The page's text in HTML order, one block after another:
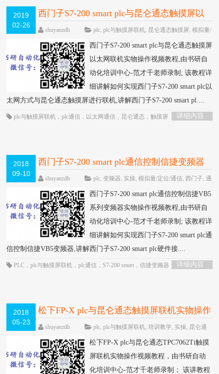
2019
02-26
西门子S7-200 smart plc与昆仑通态触摸屏以
太网联机实物操作视频教程-书研自动化培训
中心制作
HOT
shuyanzdh plc,plc与触摸屏联机, 昆仑通态触摸屏,模拟量/
已关闭评论
西门子S7-200 smart plc与昆仑通态触摸屏
以太网联机实物操作视频教程,由书研自
动化培训中心-范才千老师录制; 该教程详
细讲解如何实现西门子S7-200 smart plc以
太网方式与昆仑通态触摸屏进行联机,讲解西门子S7-200 smart pl....
详细内容
plc与触摸屏联机 ，plc通信 ， 以太网通信 ， 昆仑通态 ，触摸屏
2018
09-10
西门子S7-200 smart plc通信控制信捷变频器
实物操作视频教程-书研自动化培训中心制作
HOT
shuyanzdh plc,变频器, 实操,模拟量/定位/通信,西门子,通
西门子S7-200 smart plc通信控制信捷VB5
系列变频器实物操作视频教程,由书研自
动化培训中心-范才千老师录制; 该教程详
细讲解如何实现西门子S7-200 smart plc通
信控制信捷VB5变频器,讲解西门子S7-200 smart plc硬件接....
详细内容
PLC ，plc与触摸屏联机 ，plc通信 ， S7-200 smart ，信捷变频器 变频器，通
2018
05-23
松下FP-X plc与昆仑通态触摸屏联机实物操作
视频教程-书研自动化培训中心制作
HOT
shuyanzdh plc,plc与触摸屏联机,培训教学, 实操, 昆仑通
论
松下FP-X plc与昆仑通态TPC7062Ti触摸
屏联机实物操作视频教程，由书研自动
化培训中心-范才千老师录制； 该讲教程